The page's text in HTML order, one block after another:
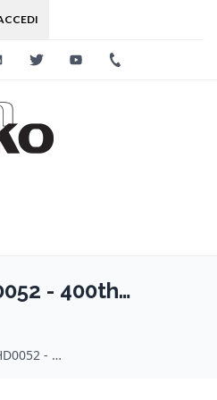
LinkedinTwitter Youtube
- 400th
ZAHD0052 - 400th Anniversary Zip Hoodie - M